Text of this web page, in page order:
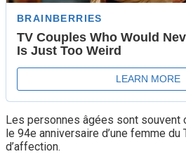
Les personnes âgées sont souvent
le 94e anniversaire d’une femme
d’affection.